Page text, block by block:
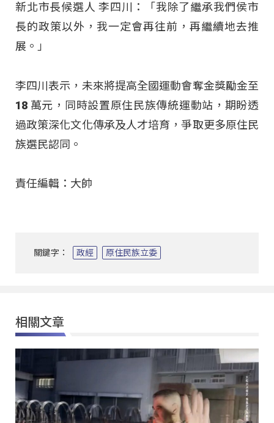
新北市長候選人 李四川：「我除了繼承我們侯市
長的政策以外，我一定會再往前，再繼續地去推
展 。」
李四川表示，未來將提高全國運動會奪金獎勵金至
18 萬元，同時設置原住民族傳統運動站，期盼透
過政策深化文化傳承及人才培育，爭取更多原住民
族選民認同 。
責任編輯：大帥
關鍵字： 政經 原住民族立委
相關文章